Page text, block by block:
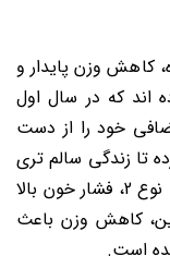
کاهش وزن پایدار و
اند که در سال اول
از وزن اضافی خود را از دست
تا زندگی سالم تری
داشته باشند و از بیماری هایی مانند دیابت نوع 2، فشار خون بالا
کاهش وزن باعث
است.